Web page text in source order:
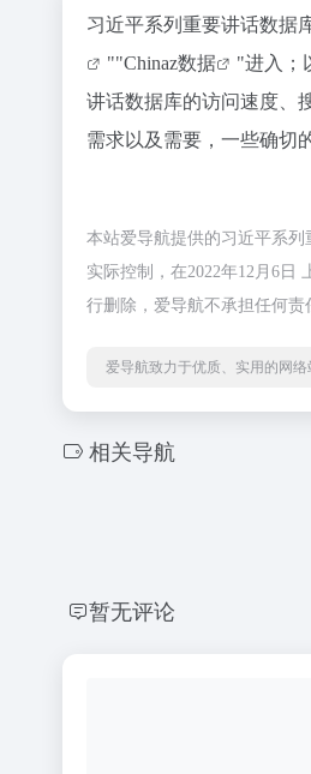
习近平系列重要讲话数据
""Chinaz数据
"进入；
讲话数据库的访问速度、
需求以及需要，一些确切
本站爱导航提供的习近平系
实际控制，在2022年12月6日
行删除，爱导航不承担任何责
爱导航致力于优质、实用的网络
相关导航
暂无评论